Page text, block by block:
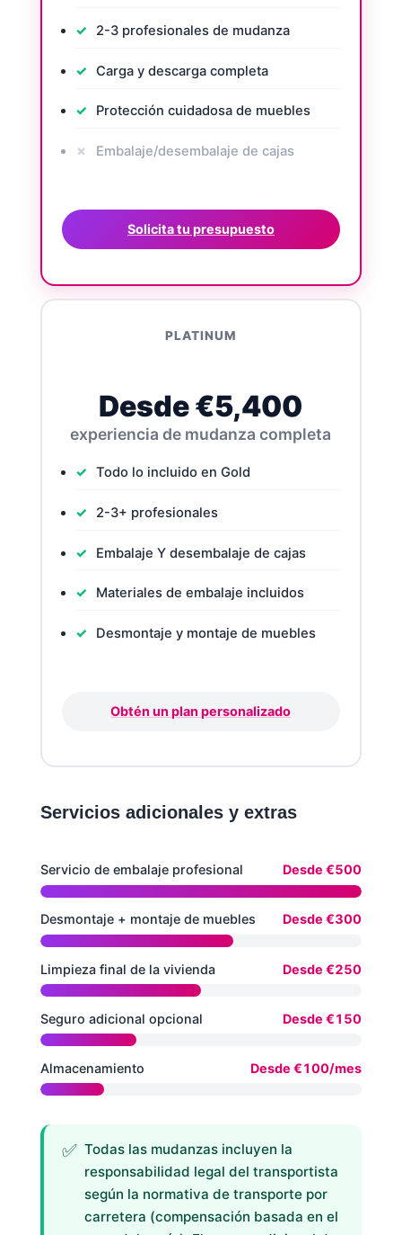
2-3 profesionales de mudanza
Carga y descarga completa
Protección cuidadosa de muebles
Embalaje/desembalaje de cajas
Solicita tu presupuesto
PLATINUM
Desde €5,400
experiencia de mudanza completa
Todo lo incluido en Gold
2-3+ profesionales
Embalaje Y desembalaje de cajas
Materiales de embalaje incluidos
Desmontaje y montaje de muebles
Obtén un plan personalizado
Servicios adicionales y extras
Servicio de embalaje profesional Desde €500
Desmontaje + montaje de muebles Desde €300
Limpieza final de la vivienda Desde €250
Seguro adicional opcional Desde €150
Almacenamiento Desde €100/mes
Todas las mudanzas incluyen la
responsabilidad legal del transportista
según la normativa de transporte por
carretera (compensación basada en el